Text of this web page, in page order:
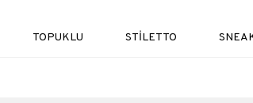
TOPUKLU STİLETTO